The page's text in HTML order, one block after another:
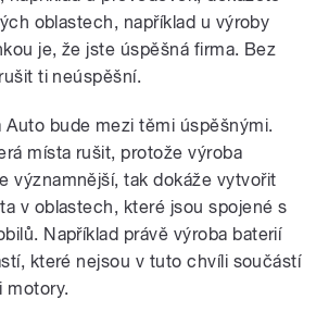
oblastech, například u výroby
je, že jste úspěšná firma. Bez
ti neúspěšní.
Auto bude mezi těmi úspěšnými.
místa rušit, protože výroba
významnější, tak dokáže vytvořit
v oblastech, které jsou spojené s
Například právě výroba baterií
které nejsou v tuto chvíli součástí
motory.